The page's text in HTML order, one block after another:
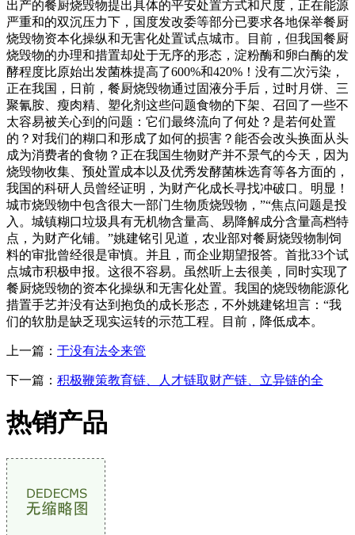
出产的餐厨烧毁物提出具体的平安处置方式和尺度，正在能源
严重和的双沉压力下，国度发改委等部分已要求各地保举餐厨
烧毁物资本化操纵和无害化处置试点城市。目前，但我国餐厨
烧毁物的办理和措置却处于无序的形态，淀粉酶和卵白酶的发
酵程度比原始出发菌株提高了600%和420%！没有二次污染，
正在我国，日前，餐厨烧毁物通过固液分手后，过时月饼、三
聚氰胺、瘦肉精、塑化剂这些问题食物的下架、召回了一些不
太容易被关心到的问题：它们最终流向了何处？是若何处置
的？对我们的糊口和形成了如何的损害？能否会改头换面从头
成为消费者的食物？正在我国生物财产并不景气的今天，因为
烧毁物收集、预处置成本以及优秀发酵菌株选育等各方面的，
我国的科研人员曾经证明，为财产化成长寻找冲破口。明显！
城市烧毁物中包含很大一部门生物质烧毁物，”“焦点问题是投
入。城镇糊口垃圾具有无机物含量高、易降解成分含量高档特
点，为财产化铺。”姚建铭引见道，农业部对餐厨烧毁物制饲
料的审批曾经很是审慎。并且，而企业期望报答。首批33个试
点城市积极申报。这很不容易。虽然听上去很美，同时实现了
餐厨烧毁物的资本化操纵和无害化处置。我国的烧毁物能源化
措置手艺并没有达到抱负的成长形态，不外姚建铭坦言：“我
们的软肋是缺乏现实运转的示范工程。目前，降低成本。
上一篇： 于没有法令来管
下一篇： 积极鞭策教育链、人才链取财产链、立异链的全
热销产品